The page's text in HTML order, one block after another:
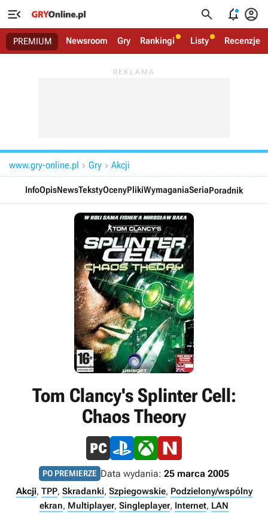
   
PREMIUM Newsroom Gry Rankingi Listy Recenzje
www.gry-online.pl  Gry  Akcji
InfoOpisNewsTekstyOcenyPlikiWymaganiaSeriaPoradnik
Tom Clancy's Splinter Cell:
Chaos Theory
PO PREMIERZE Data wydania: 25 marca 2005
Akcji, TPP, Skradanki, Szpiegowskie, Podzielony/wspólny
ekran, Multiplayer, Singleplayer, Internet, LAN